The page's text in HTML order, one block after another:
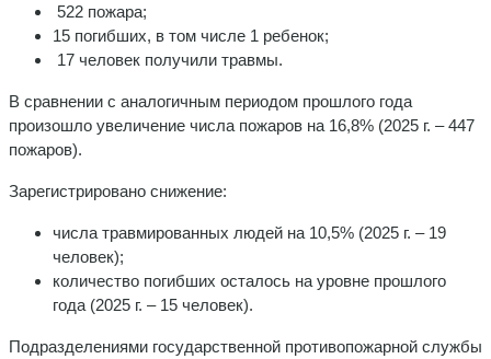
522 пожара;
15 погибших, в том числе 1 ребенок;
17 человек получили травмы.
В сравнении с аналогичным периодом прошлого года
произошло увеличение числа пожаров на 16,8% (2025 г. – 447
пожаров).
Зарегистрировано снижение:
числа травмированных людей на 10,5% (2025 г. – 19
человек);
количество погибших осталось на уровне прошлого
года (2025 г. – 15 человек).
Подразделениями государственной противопожарной службы